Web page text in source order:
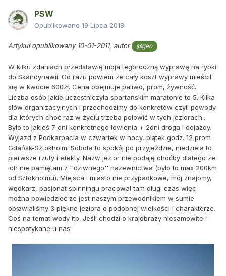
PSW
Opublikowano 19 Lipca 2018
Artykuł opublikowany 10-01-2011, autor @geo
W kilku zdaniach przedstawię moja tegoroczną wyprawę na rybki
do Skandynawii. Od razu powiem ze cały koszt wyprawy mieścił
się w kwocie 600zł. Cena obejmuje paliwo, prom, żywność.
Liczba osób jakie uczestniczyła spartańskim maratonie to 5. Kilka
słów organizacyjnych i przechodzimy do konkretów czyli powody
dla których choć raz w życiu trzeba połowić w tych jeziorach..
Było to jakieś 7 dni konkretnego łowienia + 2dni droga i dojazdy.
Wyjazd z Podkarpacia w czwartek w nocy, piątek godz. 12 prom
Gdańsk-Sztokholm. Sobota to spokój po przyjeździe, niedziela to
pierwsze rzuty i efekty. Nazw jezior nie podaję choćby dlatego ze
ich nie pamiętam z ''dziwnego'' nazewnictwa (było to max 200km
od Sztokholmu). Miejsca i miasto nie przypadkowe, mój znajomy,
wędkarz, pasjonat spinningu pracował tam długi czas więc
można powiedzieć ze jest naszym przewodnikiem w sumie
obławialiśmy 3 piękne jeziora o podobnej wielkości i charakterze.
Coś na temat wody itp. Jeśli chodzi o krajobrazy niesamowite i
niespotykane u nas: